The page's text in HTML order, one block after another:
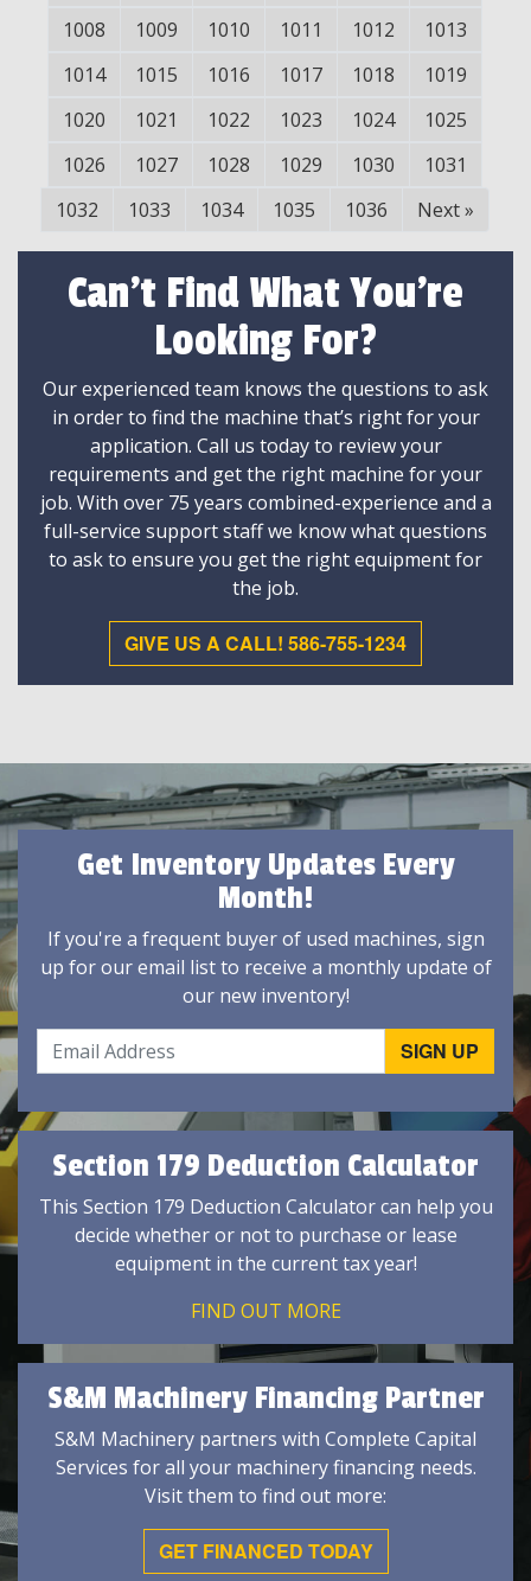
1008
1009 1010 1011 1012
1013
1014
1015 1016 1017 1018
1019
1020
1021 1022 1023 1024
1025
1026
1027 1028 1029 1030
1031
1032
1033 1034 1035 1036 Next»
Can't Find What You're
Looking For?
Our experienced team knows the questions to ask
in order to find the machine that’s right for your
application. Call us today to review your
requirements and get the right machine for your
job. With over 75 years combined-experience and a
full-service support staff we know what questions
to ask to ensure you get the right equipment for
the job.
GIVE US A CALL! 586-755-1234
Get Inventory Updates Every
Month!
If you're a frequent buyer of used machines, sign
up for our email list to receive a monthly update of
our new inventory!
Section 179 Deduction Calculator
This Section 179 Deduction Calculator can help you
decide whether or not to purchase or lease
equipment in the current tax year!
FIND OUT MORE
S&M Machinery Financing Partner
S&M Machinery partners with Complete Capital
Services for all your machinery financing needs.
Visit them to find out more:
GET FINANCED TODAY